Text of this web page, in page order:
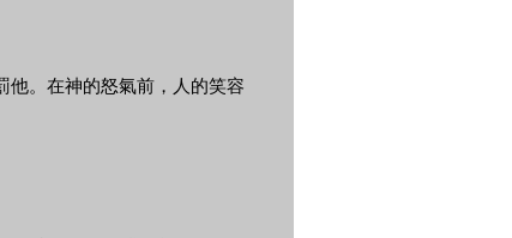
他。在神的怒氣前，人的笑容